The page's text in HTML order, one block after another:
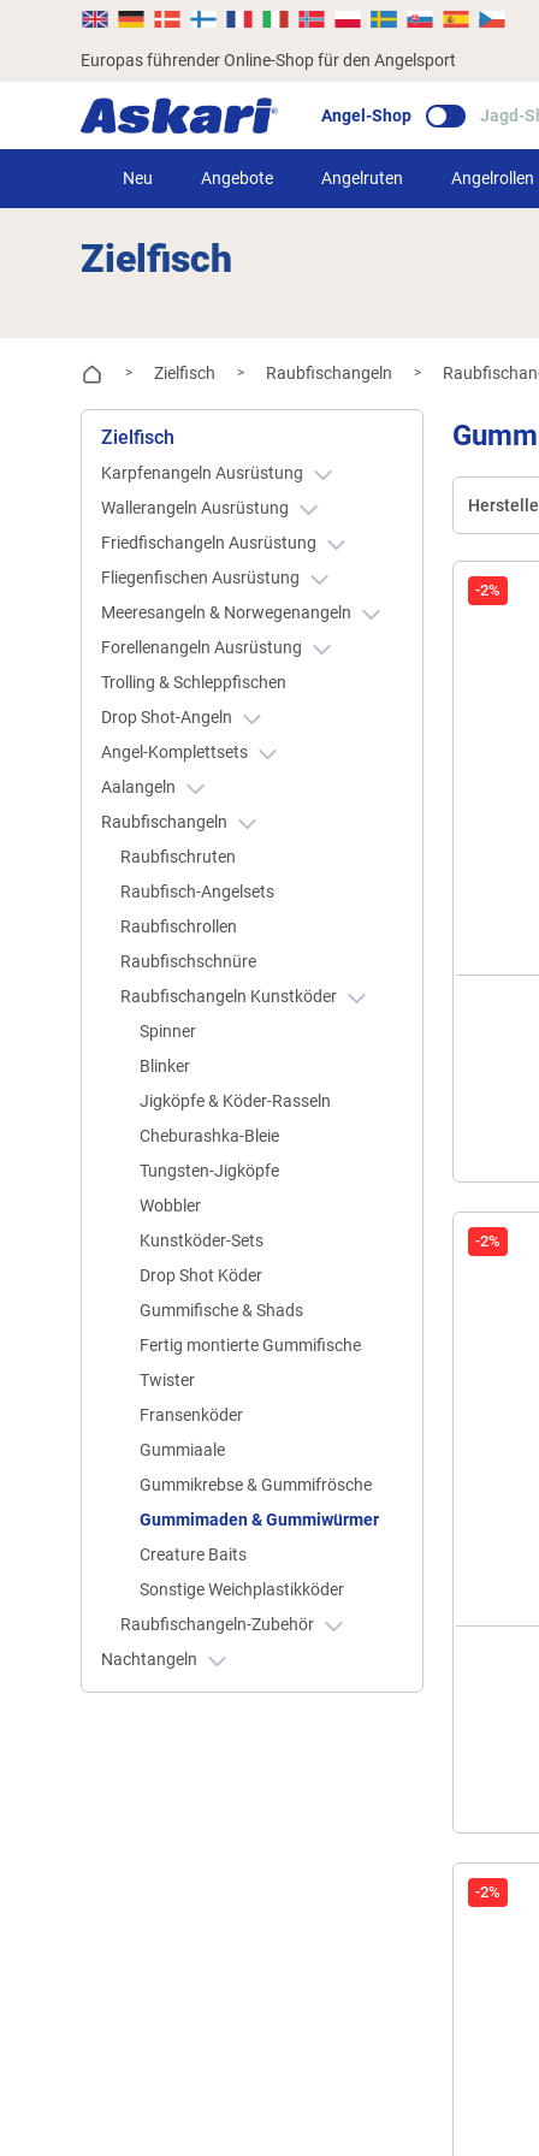
Europas führender Online-Shop für den Angelsport
Angel-Shop Jagd-
Neu Angebote Angelruten Angelrollen
Zielfisch
> Zielfisch > Raubfischangeln >
Zielfisch
Karpfenangeln Ausrüstung
Wallerangeln Ausrüstung
Friedfischangeln Ausrüstung
Fliegenfischen Ausrüstung
Meeresangeln & Norwegenangeln
Forellenangeln Ausrüstung
Trolling & Schleppfischen
Drop Shot-Angeln
Angel-Komplettsets
Aalangeln
Raubfischangeln
Raubfischruten
Raubfisch-Angelsets
Raubfischrollen
Raubfischschnüre
Raubfischangeln Kunstköder
Spinner
Blinker
Jigköpfe & Köder-Rasseln
Cheburashka-Bleie
Tungsten-Jigköpfe
Wobbler
Kunstköder-Sets
Drop Shot Köder
Gummifische & Shads
Fertig montierte Gummifische
Twister
Fransenköder
Gummiaale
Gummikrebse & Gummifrösche
Gummimaden & Gummiwürmer
Creature Baits
Sonstige Weichplastikköder
Raubfischangeln-Zubehör
Nachtangeln
-2%
-2%
-2%